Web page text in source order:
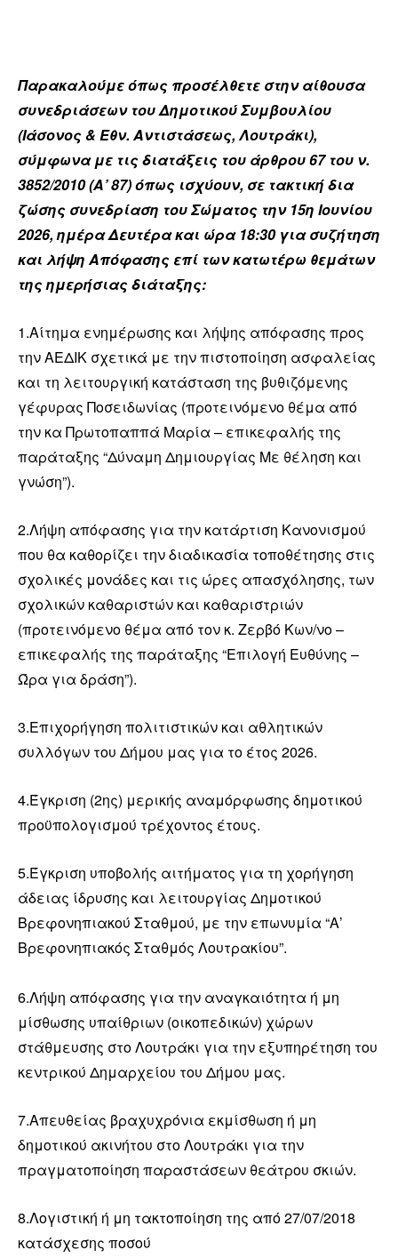
Παρακαλούμε όπως προσέλθετε στην αίθουσα
συνεδριάσεων του Δημοτικού Συμβουλίου
(Ιάσονος & Εθν. Αντιστάσεως, Λουτράκι),
σύμφωνα με τις διατάξεις του άρθρου 67 του ν.
3852/2010 (Α’ 87) όπως ισχύουν, σε τακτική δια
ζώσης συνεδρίαση του Σώματος την 15η Ιουνίου
2026, ημέρα Δευτέρα και ώρα 18:30 για συζήτηση
και λήψη Απόφασης επί των κατωτέρω θεμάτων
της ημερήσιας διάταξης:
1.Αίτημα ενημέρωσης και λήψης απόφασης προς
την ΑΕΔΙΚ σχετικά με την πιστοποίηση ασφαλείας
και τη λειτουργική κατάσταση της βυθιζόμενης
γέφυρας Ποσειδωνίας (προτεινόμενο θέμα από
την κα Πρωτοπαππά Μαρία – επικεφαλής της
παράταξης “Δύναμη Δημιουργίας Με θέληση και
γνώση”).
2.Λήψη απόφασης για την κατάρτιση Κανονισμού
που θα καθορίζει την διαδικασία τοποθέτησης στις
σχολικές μονάδες και τις ώρες απασχόλησης, των
σχολικών καθαριστών και καθαριστριών
(προτεινόμενο θέμα από τον κ. Ζερβό Κων/νο –
επικεφαλής της παράταξης “Επιλογή Ευθύνης –
Ώρα για δράση”).
3.Επιχορήγηση πολιτιστικών και αθλητικών
συλλόγων του Δήμου μας για το έτος 2026.
4.Έγκριση (2ης) μερικής αναμόρφωσης δημοτικού
προϋπολογισμού τρέχοντος έτους.
5.Έγκριση υποβολής αιτήματος για τη χορήγηση
άδειας ίδρυσης και λειτουργίας Δημοτικού
Βρεφονηπιακού Σταθμού, με την επωνυμία “Α’
Βρεφονηπιακός Σταθμός Λουτρακίου”.
6.Λήψη απόφασης για την αναγκαιότητα ή μη
μίσθωσης υπαίθριων (οικοπεδικών) χώρων
στάθμευσης στο Λουτράκι για την εξυπηρέτηση του
κεντρικού Δημαρχείου του Δήμου μας.
7.Απευθείας βραχυχρόνια εκμίσθωση ή μη
δημοτικού ακινήτου στο Λουτράκι για την
πραγματοποίηση παραστάσεων θεάτρου σκιών.
8.Λογιστική ή μη τακτοποίηση της από 27/07/2018
κατάσχεσης ποσού